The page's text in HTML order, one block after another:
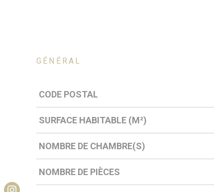
GÉNÉRAL
Caractérisque Valeurs
CODE POSTAL
SURFACE HABITABLE (M²)
NOMBRE DE CHAMBRE(S)
NOMBRE DE PIÈCES